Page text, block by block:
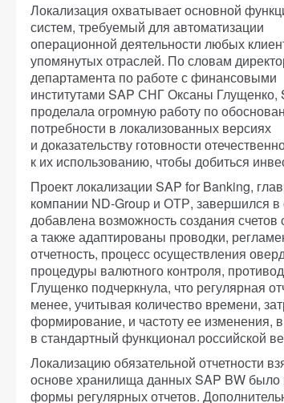
Локализация охватывает основной
систем, требуемый для автоматизации
операционной деятельности любых
упомянутых отраслей. По словам
департамента по работе с финансовыми
институтами SAP СНГ Оксаны
проделала огромную работу по
потребности в локализованных версиях
и доказательству готовности
к их использованию, чтобы добиться
Проект локализации SAP for Banking,
компании ND-Group и ОТР, завершился в
добавлена возможность создания
а также адаптированы проводки,
отчетность, процесс осуществления
процедуры валютного контроля,
Глущенко подчеркнула, что регулярная
менее, учитывая количество времени,
формирование, и частоту ее изменения,
в стандартный функционал российской
Локализацию обязательной отчетности
основе хранилища данных SAP BW
формы регулярных отчетов.